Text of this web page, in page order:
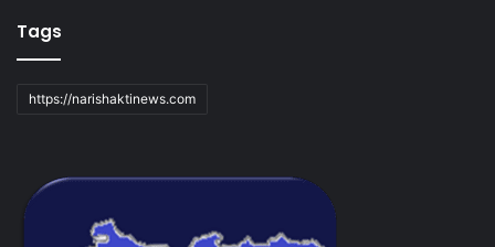
Tags
https://narishaktinews.com